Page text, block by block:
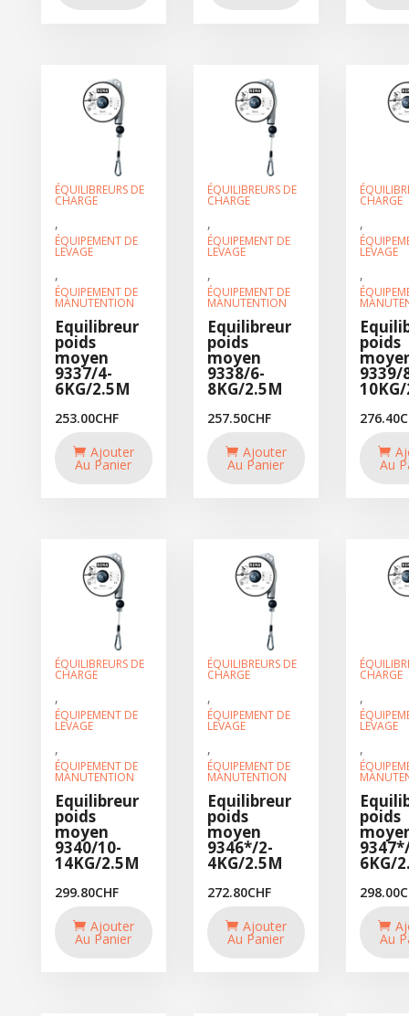
ÉQUILIBREURS DE
CHARGE
,
ÉQUIPEMENT DE
LEVAGE
,
ÉQUIPEMENT DE
MANUTENTION
Equilibreur
poids
moyen
9337/4-
6KG/2.5M
253.00CHF
Ajouter
Au Panier
ÉQUILIBREURS DE
CHARGE
,
ÉQUIPEMENT DE
LEVAGE
,
ÉQUIPEMENT DE
MANUTENTION
Equilibreur
poids
moyen
9338/6-
8KG/2.5M
257.50CHF
Ajouter
Au Panier
CHARGE
,
LEVAGE
,
poids
9339/
276.40
Au
ÉQUILIBREURS DE
CHARGE
,
ÉQUIPEMENT DE
LEVAGE
,
ÉQUIPEMENT DE
MANUTENTION
Equilibreur
poids
moyen
9340/10-
14KG/2.5M
299.80CHF
Ajouter
Au Panier
ÉQUILIBREURS DE
CHARGE
,
ÉQUIPEMENT DE
LEVAGE
,
ÉQUIPEMENT DE
MANUTENTION
Equilibreur
poids
moyen
9346*/2-
4KG/2.5M
272.80CHF
Ajouter
Au Panier
CHARGE
,
LEVAGE
,
poids
6KG/
298.00
Au